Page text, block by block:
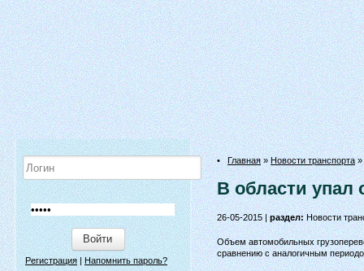
Войти
Регистрация|Напомнить пароль?
•Главная»Новости транспорта»
В области упал
26-05-2015 |раздел:Новости
Объем автомобильных
сравнению с аналогичным